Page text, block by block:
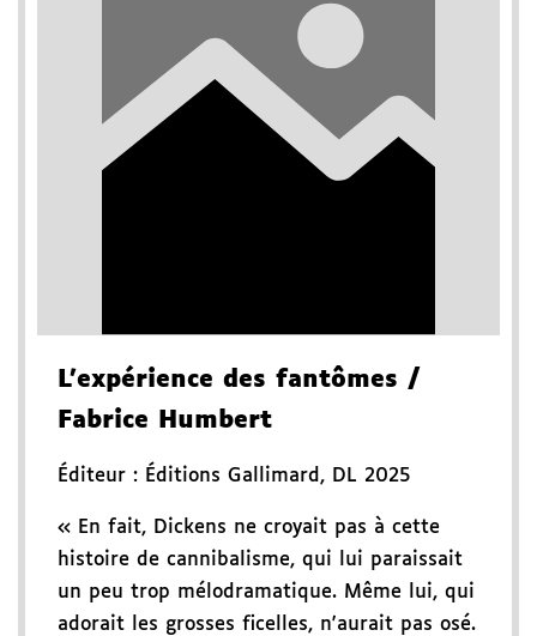
L'expérience des fantômes /
Fabrice Humbert
Éditeur : Éditions Gallimard , DL 2025
« En fait, Dickens ne croyait pas à cette
histoire de cannibalisme, qui lui paraissait
un peu trop mélodramatique. Même lui, qui
adorait les grosses ficelles, n'aurait pas osé.